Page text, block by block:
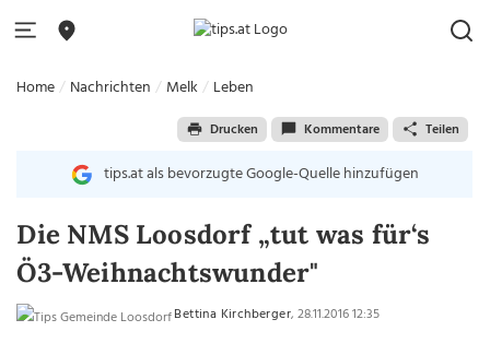
Home Nachrichten Melk Leben
Drucken Kommentare Teilen
tips.at als bevorzugte Google-Quelle hinzufügen
Die NMS Loosdorf „tut was für‘s
Ö3-Weihnachtswunder"
Bettina Kirchberger, 28.11.2016 12:35